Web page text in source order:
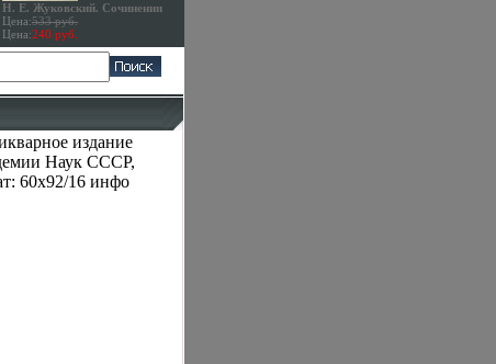
Н. Е. Жуковский. Сочинении
Цена:533 руб.
Цена:240 руб.
издание
Наук СССР,
60x92/16 инфо